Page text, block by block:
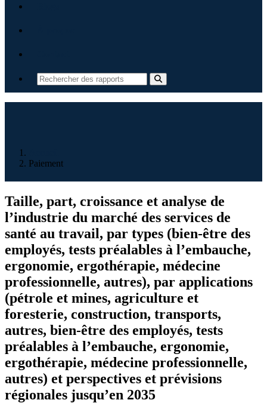
Paiement
Taille, part, croissance et analyse de
l’industrie du marché des services de
santé au travail, par types (bien-être des
employés, tests préalables à l’embauche,
ergonomie, ergothérapie, médecine
professionnelle, autres), par applications
(pétrole et mines, agriculture et
foresterie, construction, transports,
autres, bien-être des employés, tests
préalables à l’embauche, ergonomie,
ergothérapie, médecine professionnelle,
autres) et perspectives et prévisions
régionales jusqu’en 2035